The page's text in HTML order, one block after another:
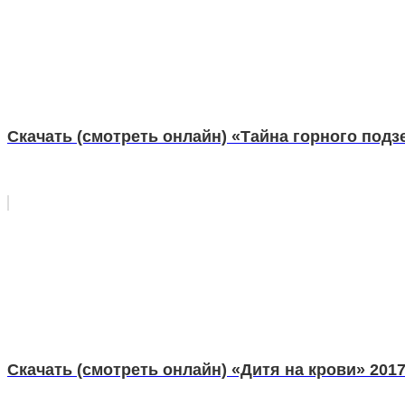
Скачать (смотреть онлайн) «Тайна горного
Скачать (смотреть онлайн) «Дитя на крови» 2017